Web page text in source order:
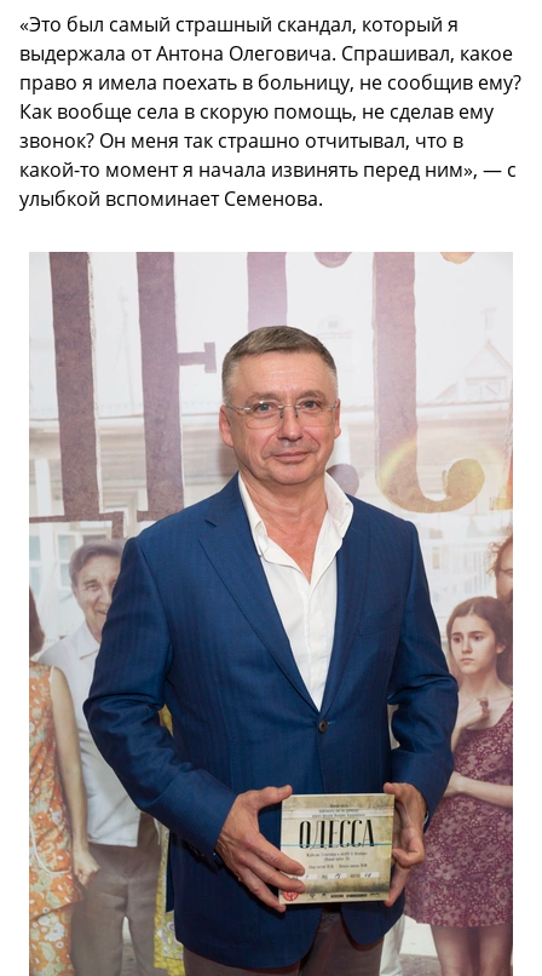
«Это был самый страшный скандал, который я
выдержала от Антона Олеговича. Спрашивал, какое
право я имела поехать в больницу, не сообщив ему?
Как вообще села в скорую помощь, не сделав ему
звонок? Он меня так страшно отчитывал, что в
какой-то момент я начала извинять перед ним», — с
улыбкой вспоминает Семенова.